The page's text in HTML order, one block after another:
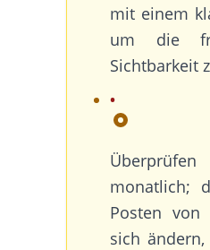
mit einem
um die
Sichtbarkeit
monatlich;
Posten von
sich